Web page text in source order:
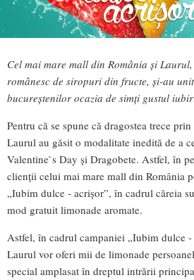
Cel mai mare mall din România și
românesc de siropuri din fructe, și-au
bucureștenilor ocazia de simți gustul
Pentru că se spune că dragostea trece
Laurul au găsit o modalitate inedită de a
Valentine`s Day și Dragobete. Astfel, în
clienții celui mai mare mall din România
„Iubim dulce - acrișor”, în cadrul căreia
mod gratuit limonade aromate.
Astfel, în cadrul campaniei „Iubim dulce
Laurul vor oferi mii de limonade
special amplasat în dreptul intrării